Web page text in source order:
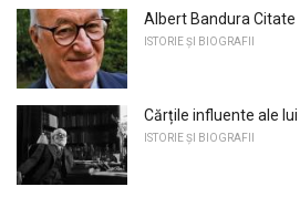
Albert Bandura Citate
ISTORIE ȘI BIOGRAFII
Cărțile influente ale
ISTORIE ȘI BIOGRAFII